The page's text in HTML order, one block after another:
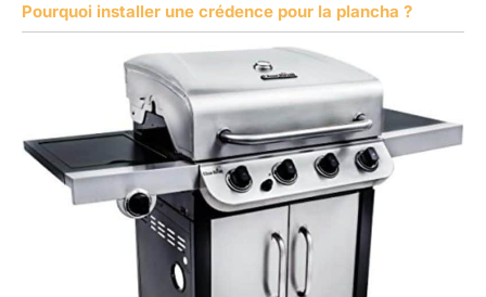
Pourquoi installer une crédence pour la plancha ?